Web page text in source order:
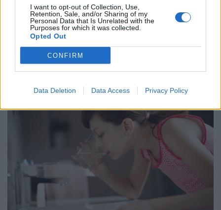
I want to opt-out of Collection, Use,
Retention, Sale, and/or Sharing of my
Personal Data that Is Unrelated with the
Purposes for which it was collected.
Opted Out
CONFIRM
Data Deletion Data Access Privacy Policy